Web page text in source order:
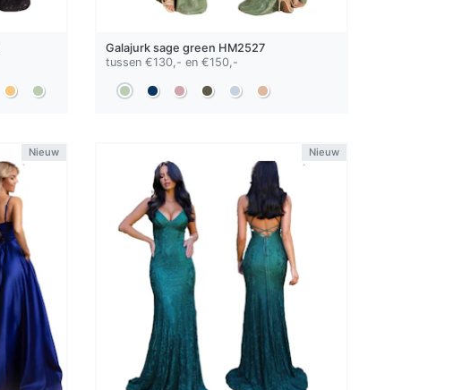
Galajurksage green HM2527
tussen €130,- en €150,-
Nieuw Nieuw